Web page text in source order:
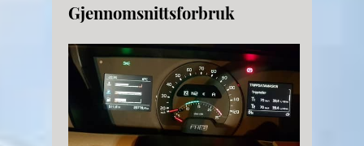
Gjennomsnittsforbruk